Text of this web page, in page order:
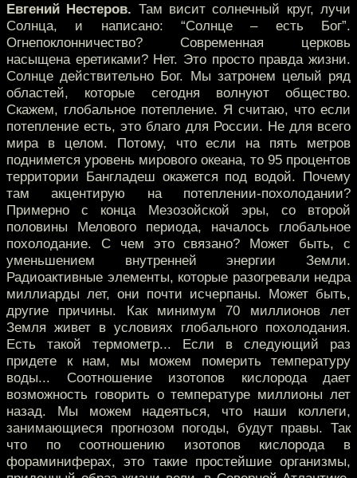
Евгений Нестеров. Там висит солнечный круг, лучи
Солнца, и написано: “Солнце – есть Бог”.
Огнепоклонничество? Современная церковь
насыщена еретиками? Нет. Это просто правда жизни.
Солнце действительно Бог. Мы затронем целый ряд
областей, которые сегодня волнуют общество.
Скажем, глобальное потепление. Я считаю, что если
потепление есть, это благо для России. Не для всего
мира в целом. Потому, что если на пять метров
поднимется уровень мирового океана, то 95 процентов
территории Бангладеш окажется под водой. Почему
там акцентирую на потеплении-похолодании?
Примерно с конца Мезозойской эры, со второй
половины Мелового периода, началось глобальное
похолодание. С чем это связано? Может быть, с
уменьшением внутренней энергии Земли.
Радиоактивные элементы, которые разогревали недра
миллиарды лет, они почти исчерпаны. Может быть,
другие причины. Как минимум 70 миллионов лет
Земля живет в условиях глобального похолодания.
Есть такой термометр... Если в следующий раз
придете к нам, мы можем померить температуру
воды... Соотношение изотопов кислорода дает
возможность говорить о температуре миллионы лет
назад. Мы можем надеяться, что наши коллеги,
занимающиеся прогнозом погоды, будут правы. Так
что по соотношению изотопов кислорода в
фораминиферах, это такие простейшие организмы,